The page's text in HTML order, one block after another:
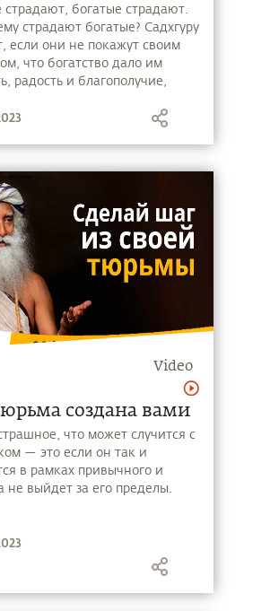
страдают, богатые страдают.
страдают богатые? Садхгуру
если они не покажут своим
что богатство дало им
радость и благополучие,
Video
создана вами
что может случится с
— это если он так и
в рамках привычного и
не выйдет за его пределы.